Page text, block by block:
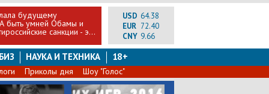
будущему
быть умней Обамы и
санкции - э...
USD 64.38
EUR 72.40
CNY 9.66
НАУКА И ТЕХНИКА 18+
Приколы дня Шоу "Голос"